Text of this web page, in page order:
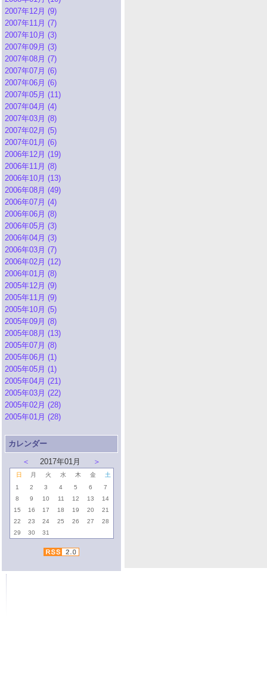
2007年12月 (9)
2007年11月 (7)
2007年10月 (3)
2007年09月 (3)
2007年08月 (7)
2007年07月 (6)
2007年06月 (6)
2007年05月 (11)
2007年04月 (4)
2007年03月 (8)
2007年02月 (5)
2007年01月 (6)
2006年12月 (19)
2006年11月 (8)
2006年10月 (13)
2006年08月 (49)
2006年07月 (4)
2006年06月 (8)
2006年05月 (3)
2006年04月 (3)
2006年03月 (7)
2006年02月 (12)
2006年01月 (8)
2005年12月 (9)
2005年11月 (9)
2005年10月 (5)
2005年09月 (8)
2005年08月 (13)
2005年07月 (8)
2005年06月 (1)
2005年05月 (1)
2005年04月 (21)
2005年03月 (22)
2005年02月 (28)
2005年01月 (28)
カレンダー
＜
2017年01月 ＞
日 月 火 水 木 金
土
1
2 3 4 5 6
7
8
9 10 11 12 13
14
15
16 17 18 19 20
21
22
23 24 25 26 27
28
29
30 31